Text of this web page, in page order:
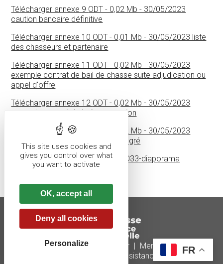
Télécharger annexe 9 ODT - 0,02 Mb - 30/05/2023
caution bancaire définitive
Télécharger annexe 10 ODT - 0,01 Mb - 30/05/2023 liste
des chasseurs et partenaire
Télécharger annexe 11 ODT - 0,02 Mb - 30/05/2023
exemple contrat de bail de chasse suite adjudication ou
appel d'offre
Télécharger annexe 12 ODT - 0,02 Mb - 30/05/2023
exemple contrat de bail par cession
Télécharger annexe 13
ODT - 0,02 Mb - 30/05/2023
exemple contrat de bail par gré à gré
Télécharger baux chasse 2024-2033-diaporama
RESERVES et ENCLAVES
Plan du site | Nous contacter
Mentions légales
Téléassistance | Anydesk
FR
This site uses cookies and
gives you control over what
you want to activate
OK, accept all
Deny all cookies
Personalize